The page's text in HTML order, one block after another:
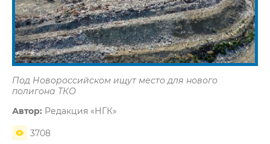
Под Новороссийском ищут место для нового
полигона ТКО
Автор: Редакция «НГК»
3708